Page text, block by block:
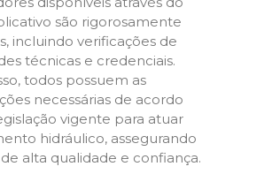
são rigorosamente
incluindo verificações de
técnicas e credenciais.
todos possuem as
necessárias de acordo
vigente para atuar
hidráulico, assegurando
de alta qualidade e confiança.